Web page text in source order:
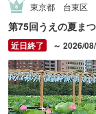
東京都 台東区
第75回うえの夏ま
～ 2026/